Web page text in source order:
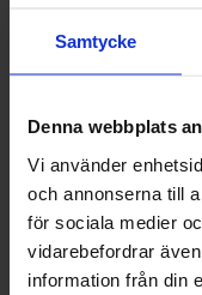
Samtycke
Denna webbplats
Vi använder
och annonserna till
för sociala medier
vidarebefordrar
information från din